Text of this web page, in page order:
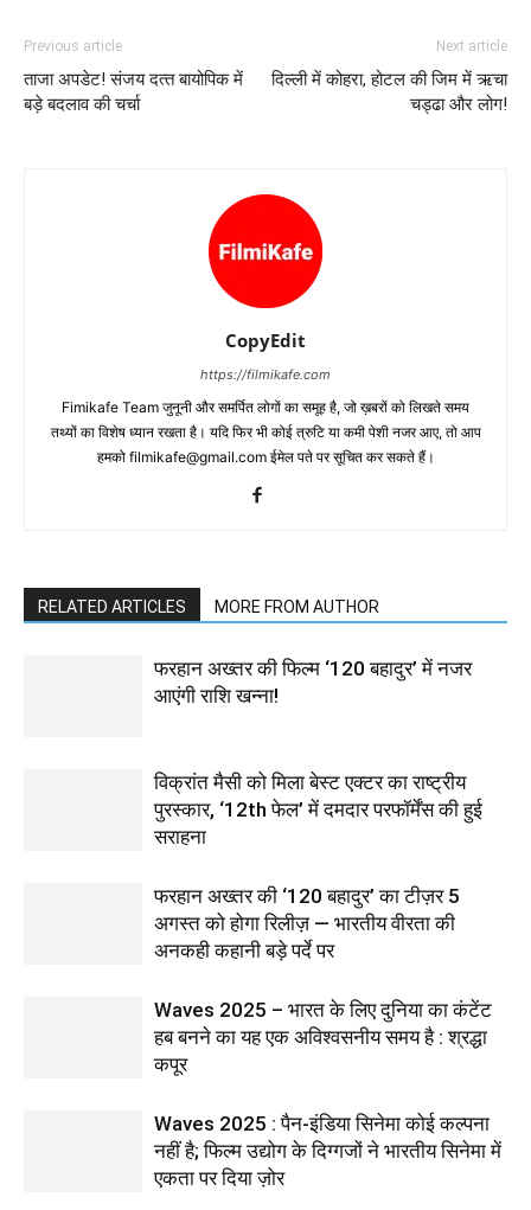
Previous article
ताजा अपडेट! संजय दत्‍त बायोपिक में
बड़े बदलाव की चर्चा
Next article
दिल्‍ली में कोहरा, होटल की जिम में ऋचा
चड्ढा और लोग!
CopyEdit
https://filmikafe.com
Fimikafe Team जुनूनी और समर्पित लोगों का समूह है, जो ख़बरों को लिखते समय
तथ्‍यों का विशेष ध्‍यान रखता है। यदि फिर भी कोई त्रुटि या कमी पेशी नजर आए, तो आप
हमको filmikafe@gmail.com ईमेल पते पर सूचित कर सकते हैं।
RELATED ARTICLES MORE FROM AUTHOR
फरहान अख्तर की फिल्म ‘120 बहादुर’ में नजर
आएंगी राशि खन्ना!
विक्रांत मैसी को मिला बेस्ट एक्टर का राष्ट्रीय
पुरस्कार, ‘12th फेल’ में दमदार परफॉर्मेंस की हुई
सराहना
फरहान अख्तर की ‘120 बहादुर’ का टीज़र 5
अगस्त को होगा रिलीज़ — भारतीय वीरता की
अनकही कहानी बड़े पर्दे पर
Waves 2025 – भारत के लिए दुनिया का कंटेंट
हब बनने का यह एक अविश्वसनीय समय है : श्रद्धा
कपूर
Waves 2025 : पैन-इंडिया सिनेमा कोई कल्पना
नहीं है; फिल्म उद्योग के दिग्गजों ने भारतीय सिनेमा में
एकता पर दिया ज़ोर